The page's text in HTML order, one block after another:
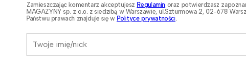
Zamieszczając komentarz akceptujesz Regulamin oraz potwierdzasz
MAGAZYNY sp. z o.o. z siedzibą w Warszawie, ul.Szturmowa 2, 02-678
Państwu prawach znajduje się w Polityce prywatności